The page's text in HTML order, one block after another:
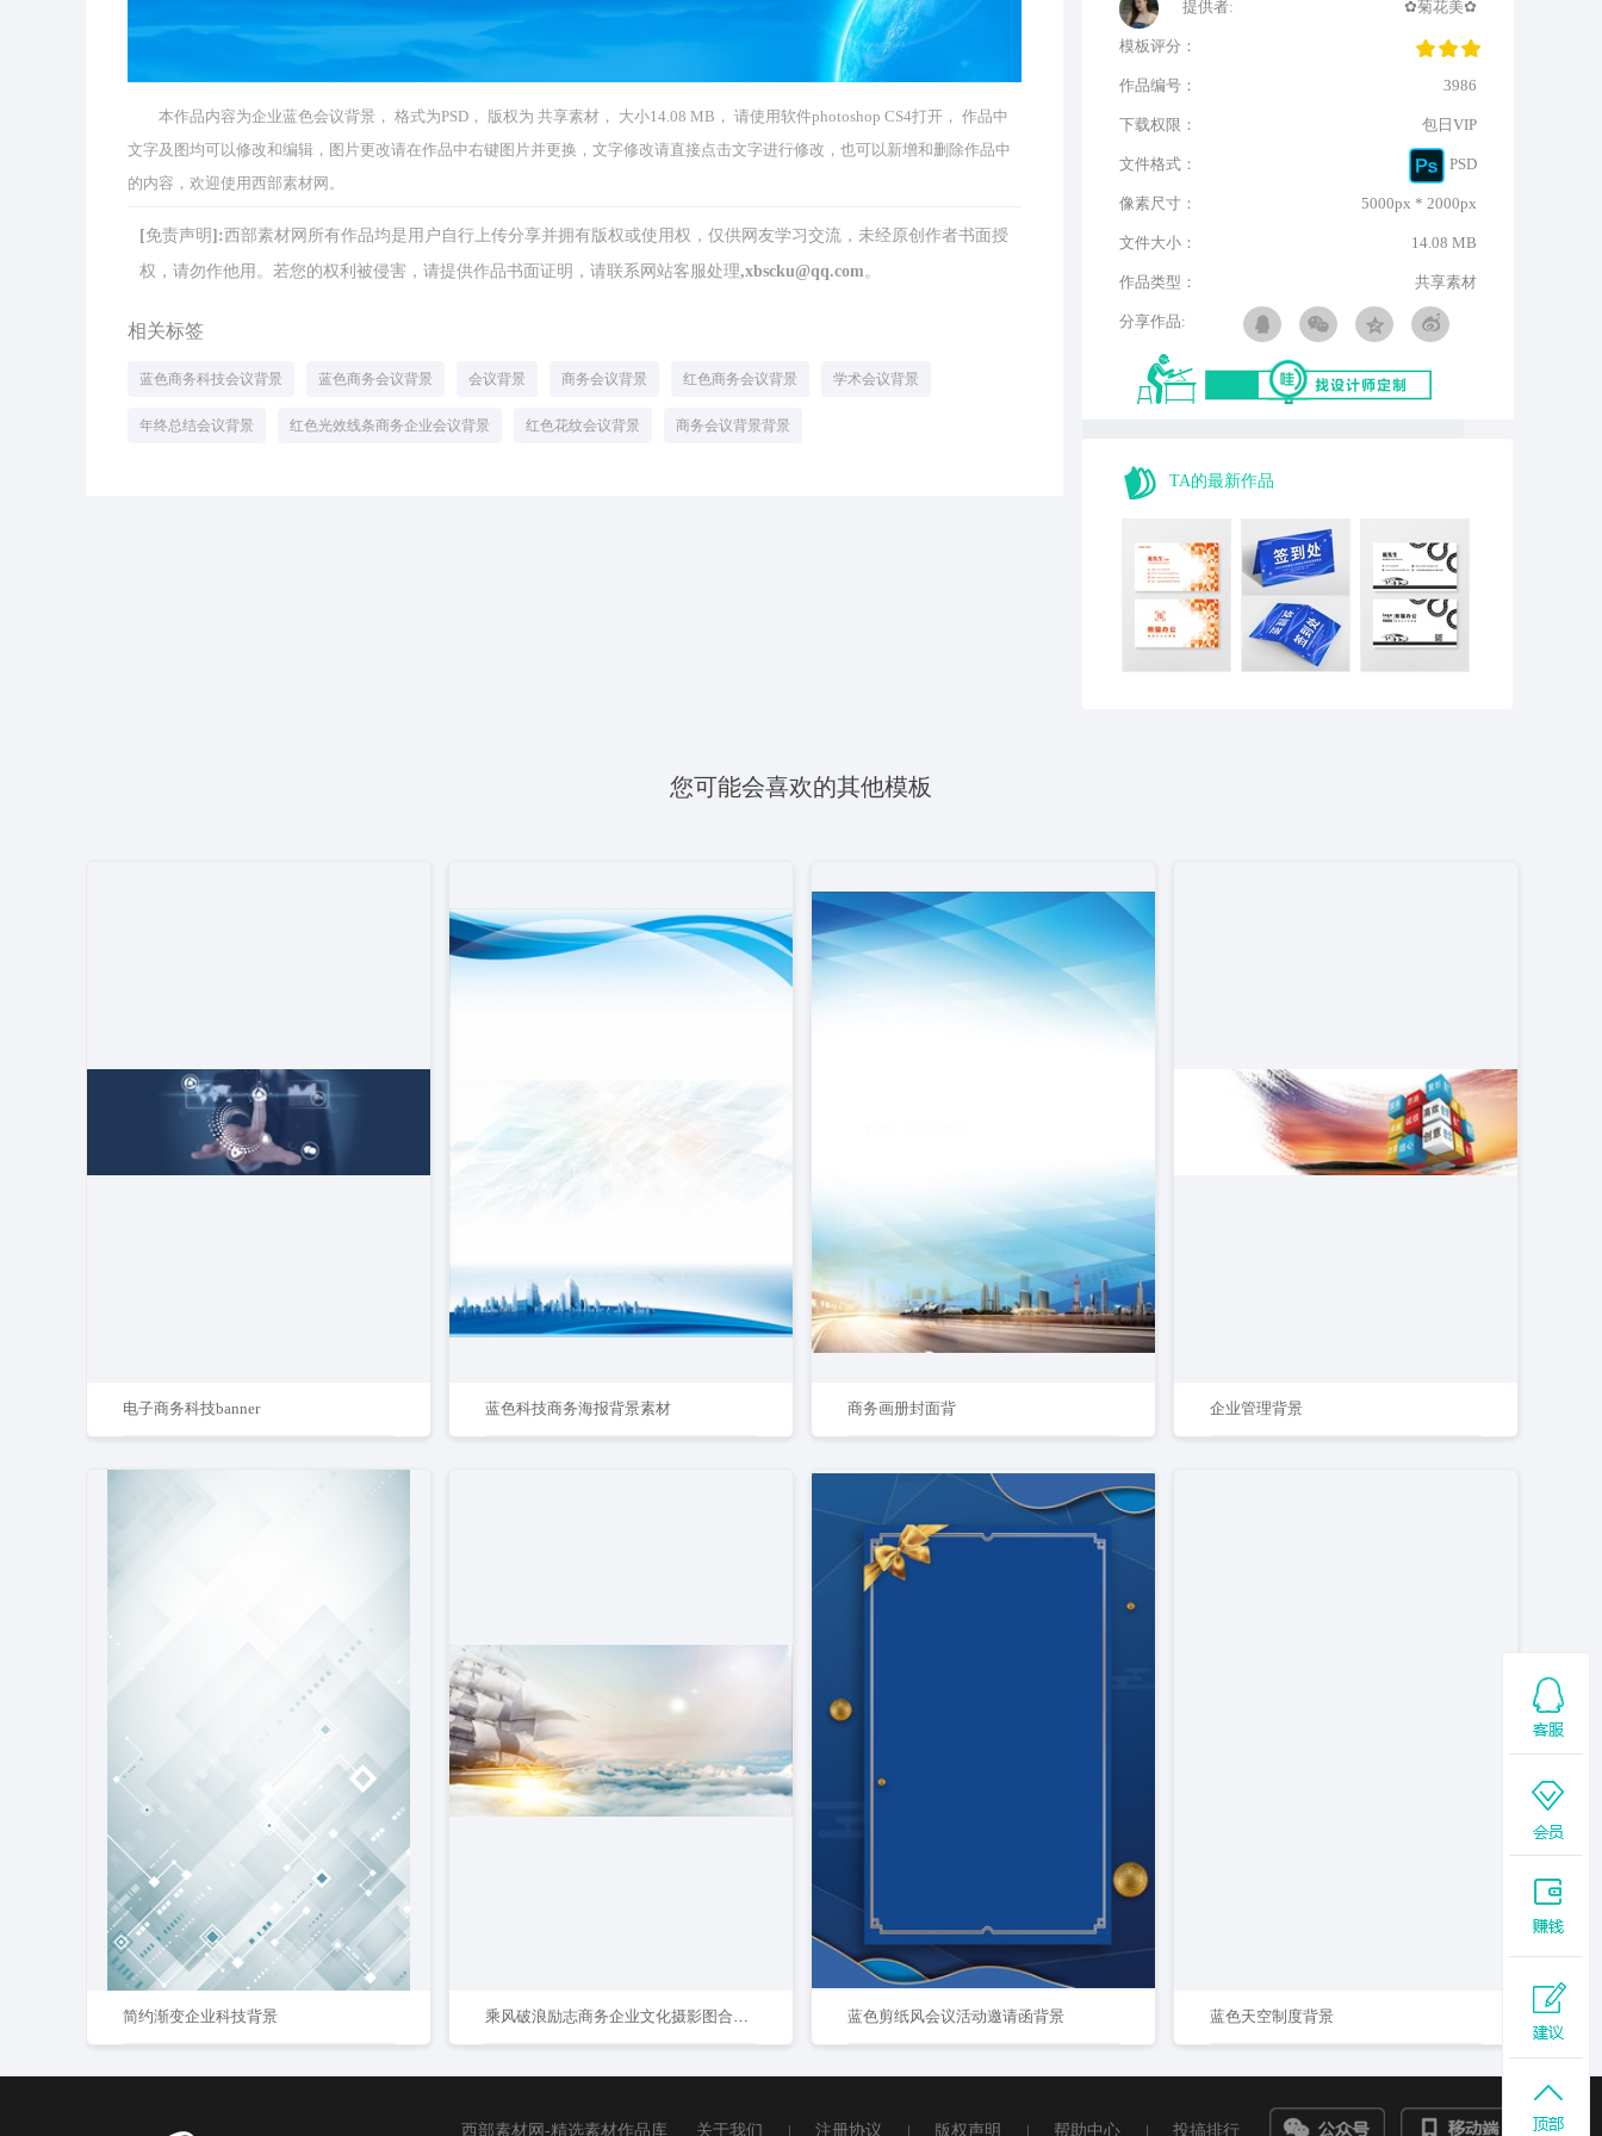
本作品内容为企业蓝色会议背景， 格式为PSD， 版权为 共享素材， 大小14.08 MB， 请使用软件photoshop CS4打开， 作品中
文字及图均可以修改和编辑，图片更改请在作品中右键图片并更换，文字修改请直接点击文字进行修改，也可以新增和删除作品中
的内容，欢迎使用西部素材网。
[免责声明]:西部素材网所有作品均是用户自行上传分享并拥有版权或使用权，仅供网友学习交流，未经原创作者书面授
权，请勿作他用。若您的权利被侵害，请提供作品书面证明，请联系网站客服处理,xbscku@qq.com。
相关标签
蓝色商务科技会议背景 蓝色商务会议背景 会议背景 商务会议背景 红色商务会议背景 学术会议背景
年终总结会议背景 红色光效线条商务企业会议背景 红色花纹会议背景 商务会议背景背景
提供者: ✿菊花美✿
模板评分：
作品编号： 3986
下载权限： 包日VIP
文件格式： PSD
像素尺寸： 5000px * 2000px
文件大小： 14.08 MB
作品类型： 共享素材
分享作品:
TA的最新作品
您可能会喜欢的其他模板
电子商务科技banner 蓝色科技商务海报背景素材 商务画册封面背 企业管理背景
简约渐变企业科技背景 乘风破浪励志商务企业文化摄影图合成背景 蓝色剪纸风会议活动邀请函背景 蓝色天空制度背景
西部素材网-精选素材作品库 关于我们 | 注册协议 | 版权声明 | 帮助中心 | 投搞排行